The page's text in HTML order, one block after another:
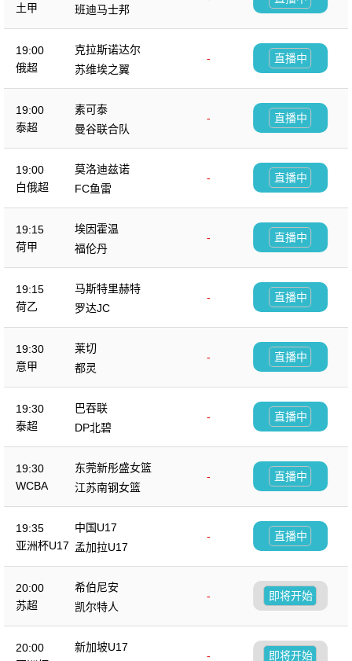
土甲
班迪马士邦
19:00
俄超
克拉斯诺达尔
-
苏维埃之翼
直播中
19:00
泰超
素可泰
-
曼谷联合队
直播中
19:00
白俄超
莫洛迪兹诺
-
FC鱼雷
直播中
19:15
荷甲
埃因霍温
-
福伦丹
直播中
19:15
荷乙
马斯特里赫特
-
罗达JC
直播中
19:30
意甲
莱切
-
都灵
直播中
19:30
泰超
巴吞联
-
DP北碧
直播中
19:30
WCBA
东莞新彤盛女篮
-
江苏南钢女篮
直播中
19:35
亚洲杯U17
中国U17
-
孟加拉U17
直播中
20:00
苏超
希伯尼安
-
凯尔特人
即将开始
20:00
新加坡U17
-
即将开始